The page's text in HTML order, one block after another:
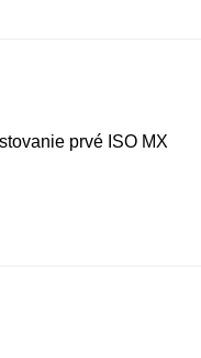
prvé ISO MX